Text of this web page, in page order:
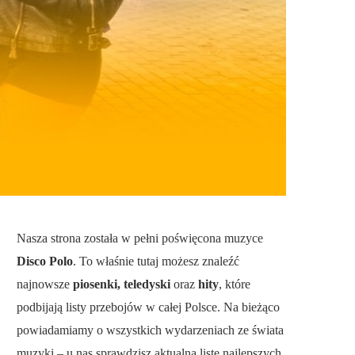
Nasza strona została w pełni poświęcona muzyce
Disco Polo. To właśnie tutaj możesz znaleźć
najnowsze piosenki, teledyski oraz hity, które
podbijają listy przebojów w całej Polsce. Na bieżąco
powiadamiamy o wszystkich wydarzeniach ze świata